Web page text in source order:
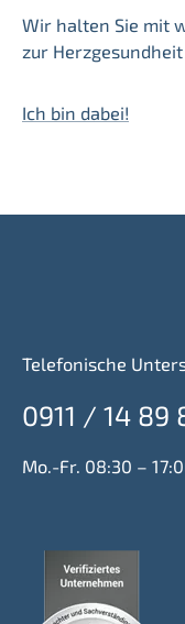
Wir halten Sie mit
zur
Ich bin dabei!
Telefonische
0911 / 14 89
Mo.-Fr. 08:30 –